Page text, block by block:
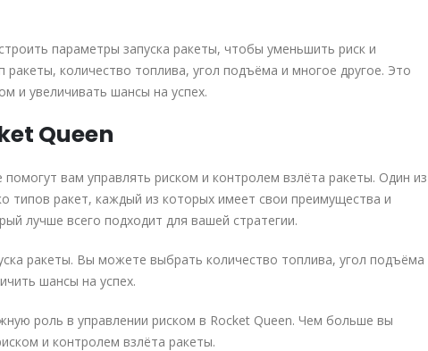
параметры запуска ракеты, чтобы уменьшить риск и
количество топлива, угол подъёма и многое другое. Это
и увеличивать шансы на успех.
Queen
вам управлять риском и контролем взлёта ракеты. Один из
типов ракет, каждый из которых имеет свои преимущества и
лучше всего подходит для вашей стратегии.
ракеты. Вы можете выбрать количество топлива, угол подъёма
шансы на успех.
роль в управлении риском в Rocket Queen. Чем больше вы
и контролем взлёта ракеты.